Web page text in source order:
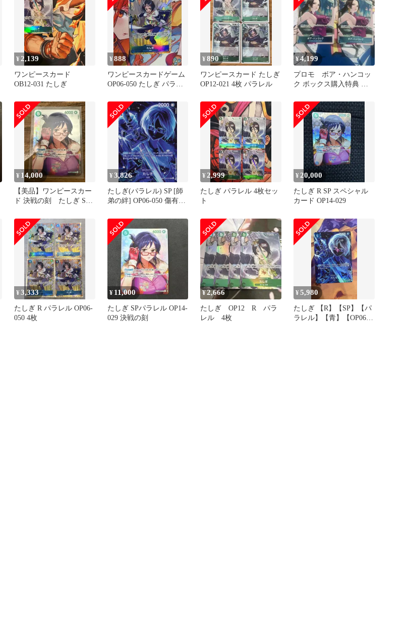
¥ 2,139
ワンピースカード
OB12-031 たしぎ
¥888
ワンピースカードゲーム
OP06-050 たしぎ パラレ
¥890
ワンピースカード たしぎ
OP12-021 4枚 パラレル
¥4,199
プロモ ボア・ハンコッ
ク ボックス購入特典 頂
¥ 14,000
【美品】ワンピースカー
ド 決戦の刻 たしぎ SP
¥3,826
たしぎ(パラレル) SP [師
弟の絆] OP06-050 傷有り
¥2,999
たしぎ パラレル 4枚セッ
ト
¥20,000
たしぎ R SP スペシャル
カード OP14-029
¥3,333
たしぎ R パラレル OP06-
050 4枚
¥ 11,000
たしぎ SPパラレル OP14-
029 決戦の刻
¥2,666
たしぎ OP12 R パラ
レル 4枚
¥5,980
たしぎ 【R】【SP】【パ
ラレル】【青】【OP06-